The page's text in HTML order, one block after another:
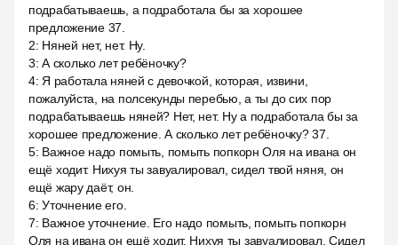
подрабатываешь, а подработала бы за хорошее
предложение 37.
2: Няней нет, нет. Ну.
3:А сколько лет ребёночку?
4: Я работала няней с девочкой, которая, извини,
пожалуйста, на полсекунды перебью, а ты до сих пор
подрабатываешь няней? Нет, нет. Ну а подработала бы за
хорошее предложение. А сколько лет ребёночку? 37.
5: Важное надо помыть, помыть попкорн Оля на ивана он
ещё ходит. Нихуя ты завуалировал, сидел твой няня, он
ещё жару даёт, он.
6:Уточнение его.
7: Важное уточнение. Его надо помыть, помыть попкорн
Оля на ивана он ещё ходит. Нихуя ты завуалировал. Сидел